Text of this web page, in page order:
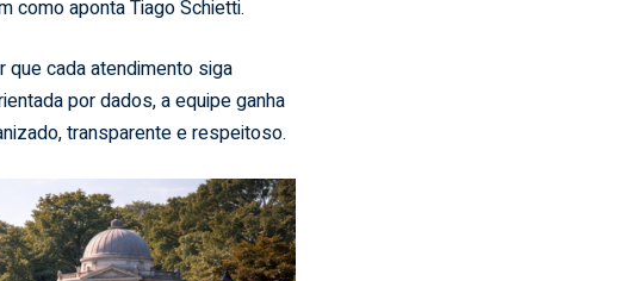
como aponta Tiago Schietti.
que cada atendimento siga
por dados, a equipe ganha
transparente e respeitoso.